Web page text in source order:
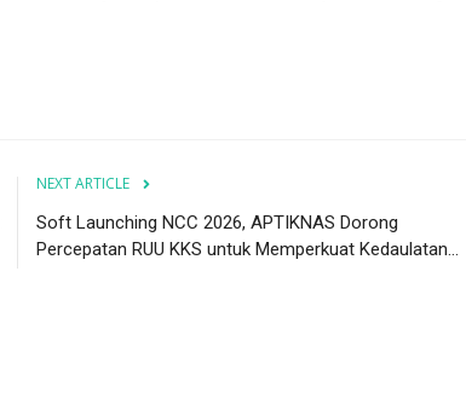
NEXT ARTICLE
Soft Launching NCC 2026, APTIKNAS Dorong
Percepatan RUU KKS untuk Memperkuat Kedaulatan...